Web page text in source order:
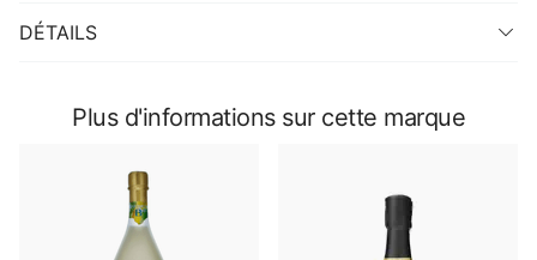
DÉTAILS
Plus d'informations sur cette marque